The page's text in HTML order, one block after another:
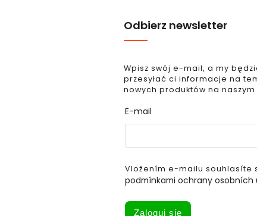
Odbierz newsletter
Wpisz swój e-mail, a my
przesyłać ci informacje na
nowych produktów na
E-mail
Vložením e-mailu souhlasíte
podmínkami ochrany osobních
Zaloguj się